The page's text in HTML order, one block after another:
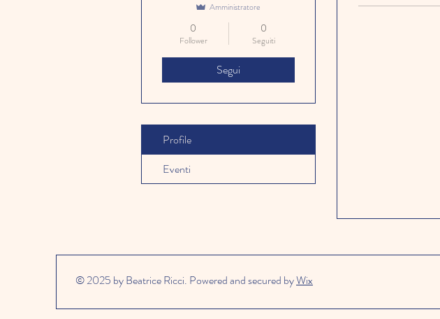
Amministratore
0
Follower
0
Seguiti
Segui
Profile
Eventi
© 2025 by Beatrice Ricci. Powered and secured byWix